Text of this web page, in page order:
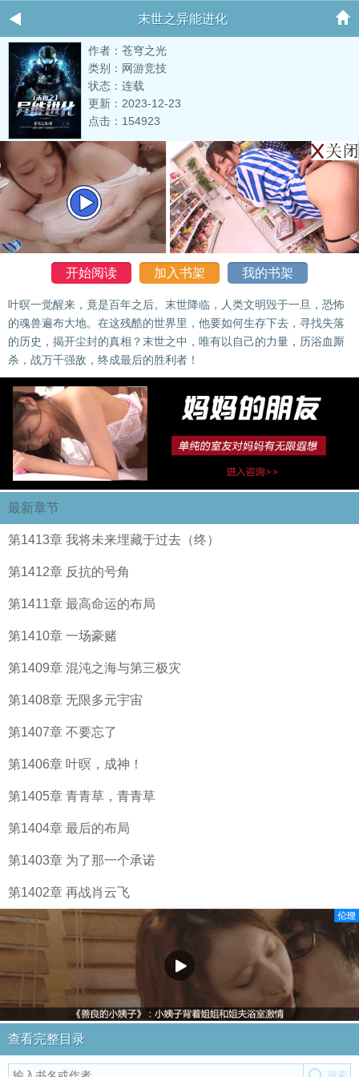
末世之异能进化
作者：苍穹之光
类别：网游竞技
状态：连载
更新：2023-12-23
点击：154923
开始阅读 加入书架 我的书架
叶暝一觉醒来，竟是百年之后。末世降临，人类文明毁于一旦，恐怖
的魂兽遍布大地。在这残酷的世界里，他要如何生存下去，寻找失落
的历史，揭开尘封的真相？末世之中，唯有以自己的力量，历浴血厮
杀，战万千强敌，终成最后的胜利者！
最新章节
第1413章 我将未来埋藏于过去（终）
第1412章 反抗的号角
第1411章 最高命运的布局
第1410章 一场豪赌
第1409章 混沌之海与第三极灾
第1408章 无限多元宇宙
第1407章 不要忘了
第1406章 叶暝，成神！
第1405章 青青草，青青草
第1404章 最后的布局
第1403章 为了那一个承诺
第1402章 再战肖云飞
查看完整目录